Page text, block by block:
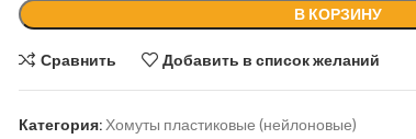
В КОРЗИНУ
Сравнить Добавить в список желаний
Категория:Хомуты пластиковые (нейлоновые)